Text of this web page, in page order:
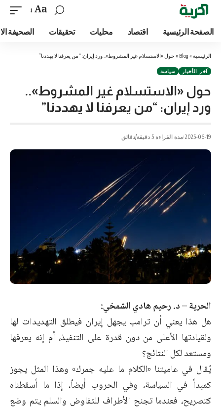
Aa
الصفحة الرئيسية اقتصاد محليات تحقيقات الصحيفة
الرئيسية »
Blog
» حول «الاستسلام غير المشروط».. ورد إيران: “من يعرفنا لا يهددنا”
آخر الأخبار سياسة
حول «الاستسلام غير المشروط»..
ورد إيران: “من يعرفنا لا يهددنا”
2025-06-19 مدة القراءة 5 دقيقة/دقائق
الحرية – د. رحيم هادي الشمخي:
هل هذا يعني أن ترامب يجهل إيران فيطلق التهديدات لها
ولقيادتها الأعلى من ‏دون قدرة على التنفيذ، أم إنه يعرفها
ومستعد لكل النتائج؟
يُقال في عاميتنا «الكلام ما عليه جمرك» وهذا المثل يجوز
كمبدأ في السياسة، ‏وفي الحروب أيضاً، إذا ما أسقطناه
كتصريح، فعندما تجنح الأطراف للتفاوض ‏والسلم يتم وضع